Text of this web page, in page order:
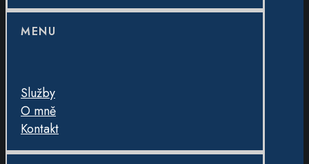
MENU
Služby
O mně
Kontakt